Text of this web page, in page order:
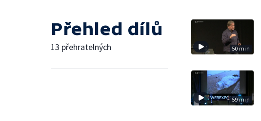
Přehled dílů
13 přehratelných 50 min
59 min